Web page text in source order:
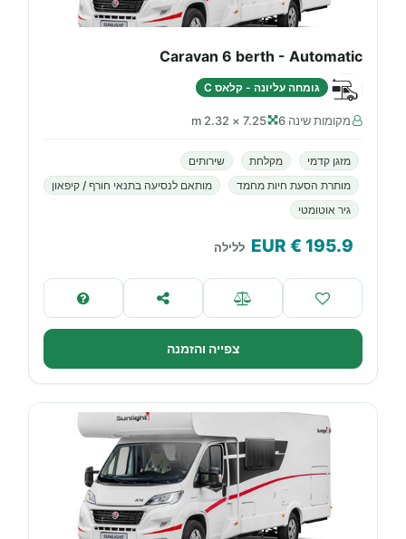
Caravan 6 berth - Automatic
גומחה עליונה - קלאס C
מקומות שינה 6 7.25 × 2.32 m
מזגן קדמי מקלחת
שירותים
מותרת הסעת חיות מחמד
מותאם לנסיעה בתנאי חורף / קיפאון
גיר אוטומטי
195.9
€ EUR ללילה
צפייה והזמנה